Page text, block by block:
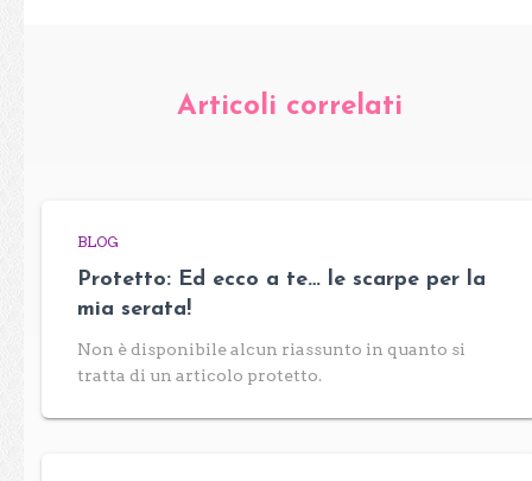
Articoli correlati
BLOG
Protetto: Ed ecco a te… le scarpe per la
mia serata!
Non è disponibile alcun riassunto in quanto si
tratta di un articolo protetto.